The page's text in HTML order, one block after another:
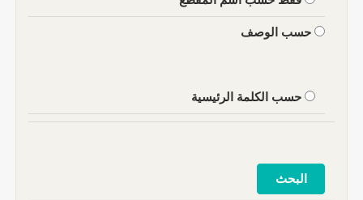
حسب الوصف
حسب الكلمة الرئيسية